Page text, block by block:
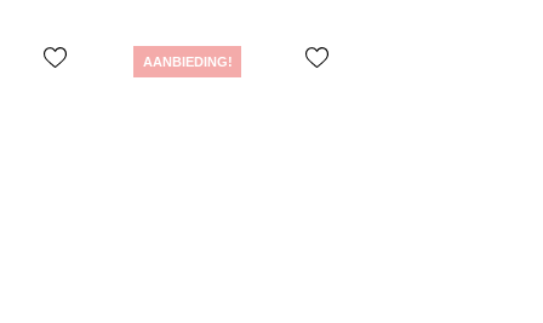
AANBIEDING!